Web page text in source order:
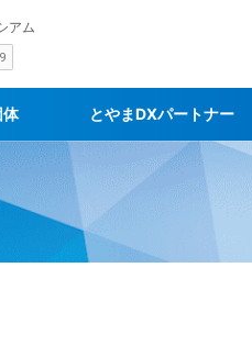
体 とやまDXパートナー